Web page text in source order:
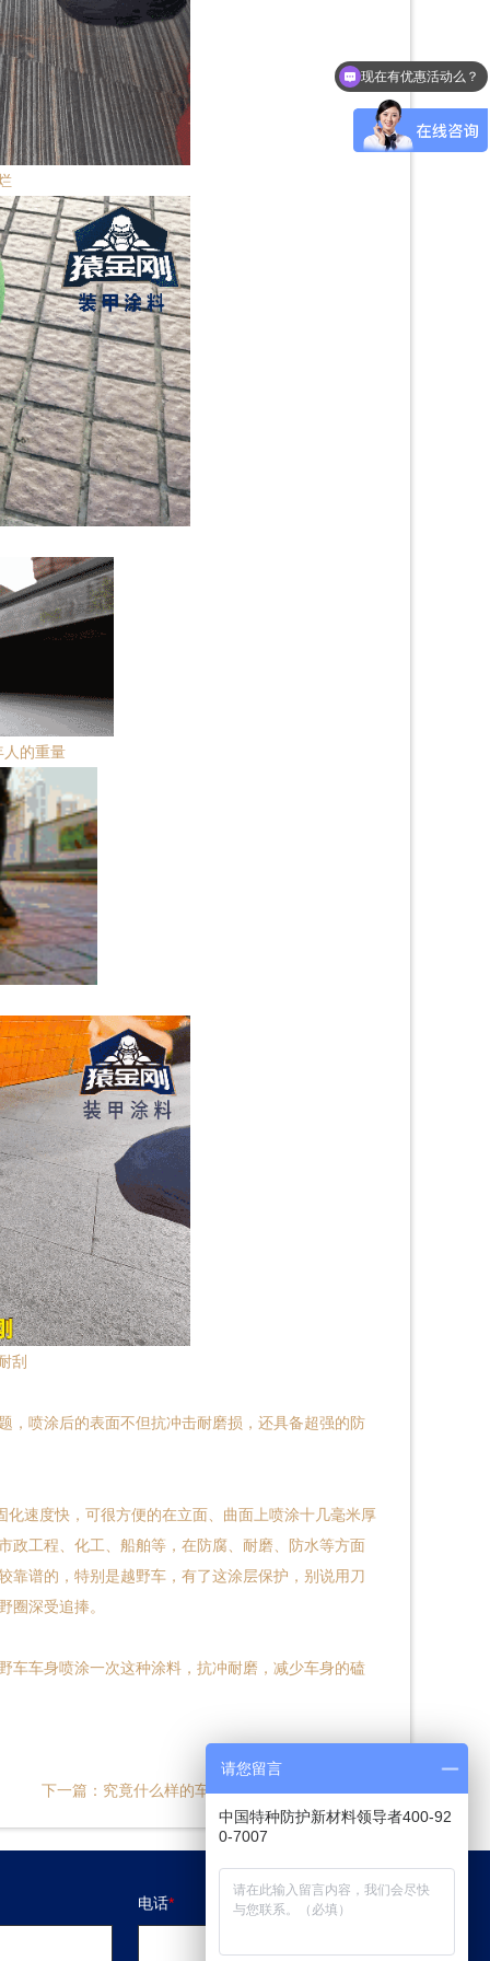
人的重量
刮
喷涂后的表面不但抗冲击耐磨损，还具备超强的防
化速度快，可很方便的在立面、曲面上喷涂十几毫米厚
政工程、化工、船舶等，在防腐、耐磨、防水等方面
靠谱的，特别是越野车，有了这涂层保护，别说用刀
圈深受追捧。
车身喷涂一次这种涂料，抗冲耐磨，减少车身的磕
下一篇： 究竟什么样的车身，才能称得上越野车？
电话*
可以介绍下你们的产品么？
请您留言
中国特种防护新材料领导者400-92
0-7007